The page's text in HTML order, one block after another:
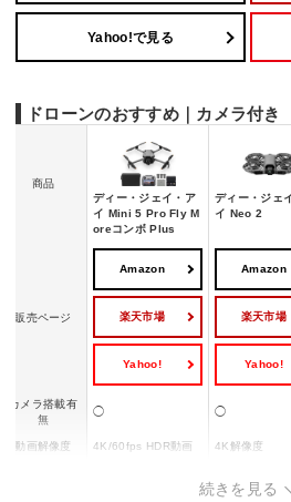
Yahoo!で見る
ドローンのおすすめ｜カメラ付き
商品
ディー・ジェイ・ア
イ Mini 5 Pro Fly M
oreコンボ Plus
ディー・ジェ
イ Neo 2
販売ページ
Amazon
楽天市場
Yahoo!
Amazon
楽天市場
Yahoo!
カメラ搭載有
無
◯ ◯
動画解像度 4K/60fps HDR動画 4K解像度
続きを見る